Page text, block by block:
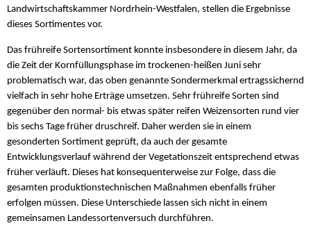
Landwirtschaftskammer Nordrhein-Westfalen, stellen die Ergebnisse
dieses Sortimentes vor.
Das frühreife Sortensortiment konnte insbesondere in diesem Jahr, da
die Zeit der Kornfüllungsphase im trockenen-heißen Juni sehr
problematisch war, das oben genannte Sondermerkmal ertragssichernd
vielfach in sehr hohe Erträge umsetzen. Sehr frühreife Sorten sind
gegenüber den normal- bis etwas später reifen Weizensorten rund vier
bis sechs Tage früher druschreif. Daher werden sie in einem
gesonderten Sortiment geprüft, da auch der gesamte
Entwicklungsverlauf während der Vegetationszeit entsprechend etwas
früher verläuft. Dieses hat konsequenterweise zur Folge, dass die
gesamten produktionstechnischen Maßnahmen ebenfalls früher
erfolgen müssen. Diese Unterschiede lassen sich nicht in einem
gemeinsamen Landessortenversuch durchführen.